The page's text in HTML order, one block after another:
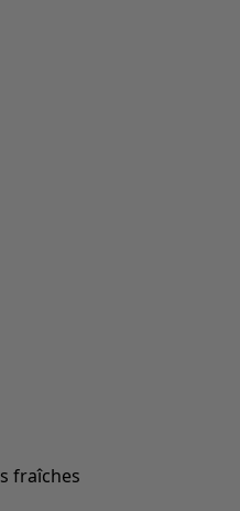
fraîches